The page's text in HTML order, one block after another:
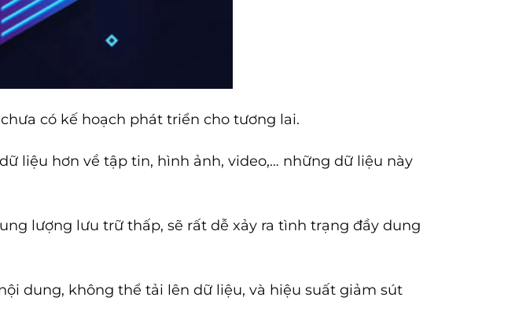
có kế hoạch phát triển cho tương lai.
liệu hơn về tập tin, hình ảnh, video,… những dữ liệu này
lượng lưu trữ thấp, sẽ rất dễ xảy ra tình trạng đầy dung
dung, không thể tải lên dữ liệu, và hiệu suất giảm sút